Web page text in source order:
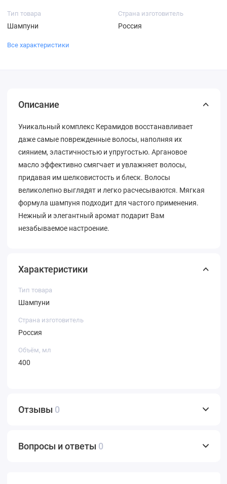
Тип товара
Шампуни
Страна изготовитель
Россия
Все характеристики
Описание
Уникальный комплекс Керамидов восстанавливает
даже самые поврежденные волосы, наполняя их
сиянием, эластичностью и упругостью. Аргановое
масло эффективно смягчает и увлажняет волосы,
придавая им шелковистость и блеск. Волосы
великолепно выглядят и легко расчесываются. Мягкая
формула шампуня подходит для частого применения.
Нежный и элегантный аромат подарит Вам
незабываемое настроение.
Характеристики
Тип товара
Шампуни
Страна изготовитель
Россия
Объём, мл
400
Отзывы 0
Вопросы и ответы 0